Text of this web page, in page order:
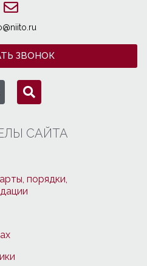
ЗВОНОК
САЙТА
порядки,